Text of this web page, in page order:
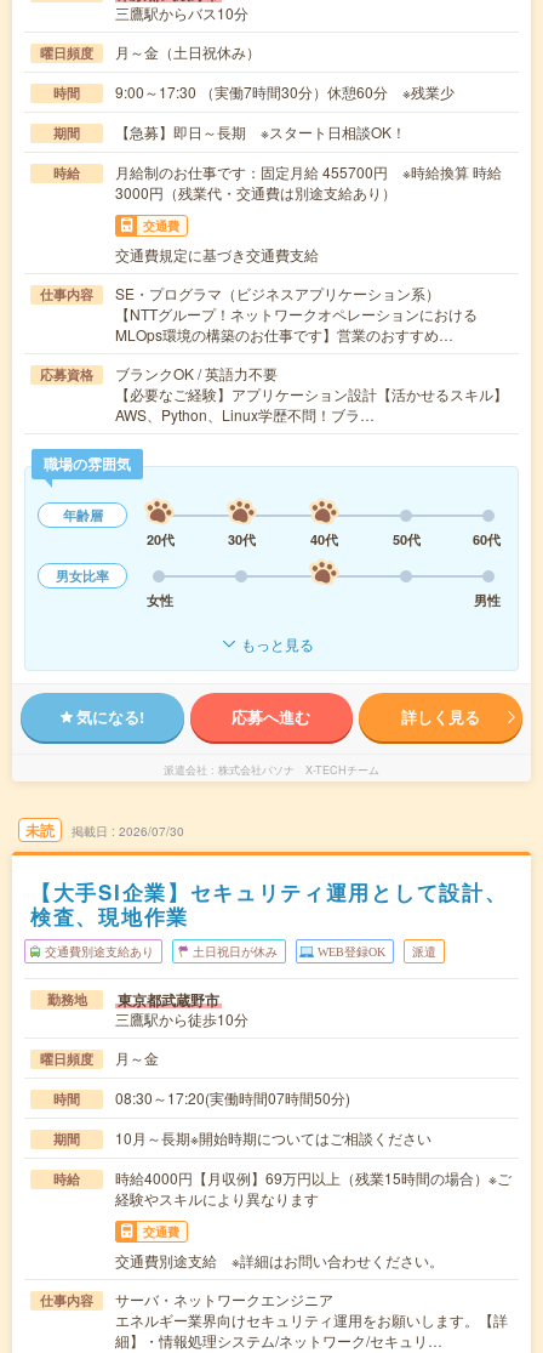
三鷹駅からバス10分
曜日頻度 月～金（土日祝休み）
時間 9:00～17:30 （実働7時間30分）休憩60分 ※残業少
期間 【急募】即日～長期 ※スタート日相談OK！
時給
月給制のお仕事です：固定月給 455700円 ※時給換算 時給
3000円（残業代・交通費は別途支給あり）
交通費
交通費規定に基づき交通費支給
仕事内容
SE・プログラマ（ビジネスアプリケーション系）
【NTTグループ！ネットワークオペレーションにおける
MLOps環境の構築のお仕事です】営業のおすすめ…
応募資格
ブランクOK / 英語力不要
【必要なご経験】アプリケーション設計【活かせるスキル】
AWS、Python、Linux学歴不問！ブラ…
職場の雰囲気
年齢層
20代
30代 40代 50代
60代
男女比率
女性
男性
もっと見る
気になる! 応募へ進む 詳しく見る
派遣会社 株式会社パソナ X-TECHチーム
未読 掲載日 2026/07/30
【大手SI企業】セキュリティ運用として設計、
検査、現地作業
交通費別途支給あり 土日祝日が休み WEB登録OK 派遣
勤務地 東京都武蔵野市
三鷹駅から徒歩10分
曜日頻度 月～金
時間 08:30～17:20(実働時間07時間50分)
期間 10月～長期※開始時期についてはご相談ください
時給
時給4000円【月収例】69万円以上（残業15時間の場合）※ご
経験やスキルにより異なります
交通費
交通費別途支給 ※詳細はお問い合わせください。
仕事内容
サーバ・ネットワークエンジニア
エネルギー業界向けセキュリティ運用をお願いします。【詳
細】・情報処理システム/ネットワーク/セキュリ…